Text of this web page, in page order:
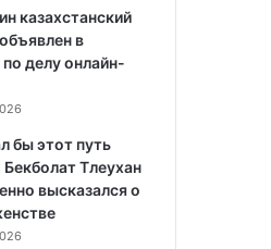
казахстанский
в
делу онлайн-
бы этот путь
Бекболат Тлеухан
высказался о